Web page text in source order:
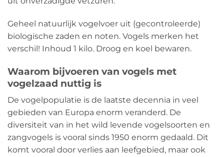
Geheel natuurlijk vogelvoer uit (gecontroleerde)
biologische zaden en noten. Vogels merken het
verschil! Inhoud 1 kilo. Droog en koel bewaren.
Waarom bijvoeren van vogels met
vogelzaad nuttig is
De vogelpopulatie is de laatste decennia in veel
gebieden van Europa enorm veranderd. De
diversiteit van in het wild levende vogelsoorten en
zangvogels is vooral sinds 1950 enorm gedaald. Dit
komt vooral door verlies aan leefgebied, maar ook